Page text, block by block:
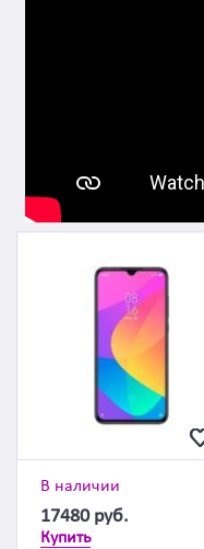
В наличии
17480 руб.
Купить